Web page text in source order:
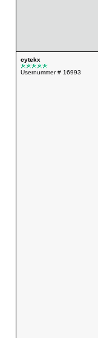
cytekx
Usernummer # 16993